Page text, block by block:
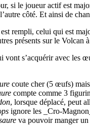
si le joueur actif est
côté. Et ainsi de
est rempli, celui qui est
présents sur le
vont s’acquérir avec les
coute cher (5 œufs)
compte comme 3
, lorsque déplacé, peut
ignore les _Cro-
va pouvoir manger un